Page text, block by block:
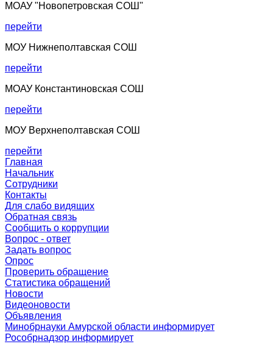
МОАУ "Новопетровская СОШ"
перейти
МОУ Нижнеполтавская СОШ
перейти
МОАУ Константиновская СОШ
перейти
МОУ Верхнеполтавская СОШ
перейти
Главная
Начальник
Сотрудники
Контакты
Для слабо видящих
Обратная связь
Сообщить о коррупции
Вопрос - ответ
Задать вопрос
Опрос
Проверить обращение
Статистика обращений
Новости
Видеоновости
Объявления
Минобрнауки Амурской области информирует
Рособрнадзор информирует